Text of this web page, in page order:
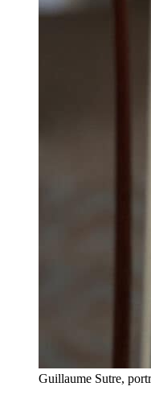
Guillaume Sutre,